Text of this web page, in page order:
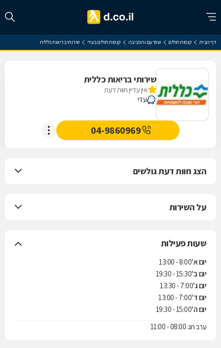
דף הבית קופות חולים שפרעם והסביבה קופות חולים בעדי שירותי בריאות כללית
שירותי בריאות כללית
אין עדיין חוות דעת
עדי
04-9860969
הצג חוות דעת גולשים
על השירות
שעות פעילות
יום א'8:00 - 13:00
יום ב'15:30 - 19:30
יום ג'7:00 - 13:30
יום ד'7:00 - 13:00
יום ה'15:00 - 19:30
ערב חג: 08:00 - 11:00